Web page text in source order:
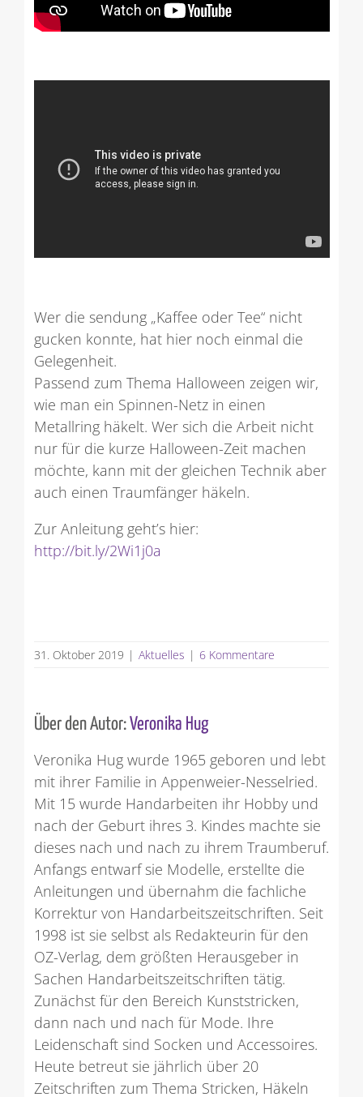
Wer die sendung „Kaffee oder Tee“ nicht
gucken konnte, hat hier noch einmal die
Gelegenheit.
Passend zum Thema Halloween zeigen wir,
wie man ein Spinnen-Netz in einen
Metallring häkelt. Wer sich die Arbeit nicht
nur für die kurze Halloween-Zeit machen
möchte, kann mit der gleichen Technik aber
auch einen Traumfänger häkeln.
Zur Anleitung geht’s hier:
http://bit.ly/2Wi1j0a
31. Oktober 2019 | Aktuelles | 6 Kommentare
Über den Autor:Veronika Hug
Veronika Hug wurde 1965 geboren und lebt
mit ihrer Familie in Appenweier-Nesselried.
Mit 15 wurde Handarbeiten ihr Hobby und
nach der Geburt ihres 3. Kindes machte sie
dieses nach und nach zu ihrem Traumberuf.
Anfangs entwarf sie Modelle, erstellte die
Anleitungen und übernahm die fachliche
Korrektur von Handarbeitszeitschriften. Seit
1998 ist sie selbst als Redakteurin für den
OZ-Verlag, dem größten Herausgeber in
Sachen Handarbeitszeitschriften tätig.
Zunächst für den Bereich Kunststricken,
dann nach und nach für Mode. Ihre
Leidenschaft sind Socken und Accessoires.
Heute betreut sie jährlich über 20
Zeitschriften zum Thema Stricken, Häkeln